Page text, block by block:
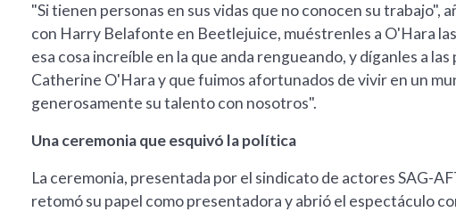
"Si tienen personas en sus vidas que no conocen su trabajo",
con Harry Belafonte en Beetlejuice, muéstrenles a O'Hara
esa cosa increíble en la que anda rengueando, y díganles a
Catherine O'Hara y que fuimos afortunados de vivir en un
generosamente su talento con nosotros".
Una ceremonia que esquivó la política
La ceremonia, presentada por el sindicato de actores SAG-
retomó su papel como presentadora y abrió el espectáculo